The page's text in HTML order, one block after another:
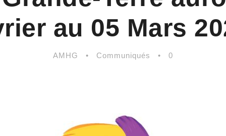
au 05 Mars
AMHG • Communiqués • 0